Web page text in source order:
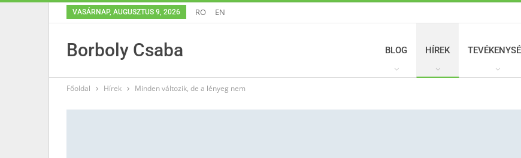
VASÁRNAP, AUGUSZTUS 9, 2026 RO EN
Borboly Csaba BLOG HÍREK
Főoldal Hírek Minden változik, de a lényeg nem